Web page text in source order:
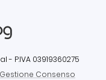
- P.IVA 03919360275
Gestione Consenso